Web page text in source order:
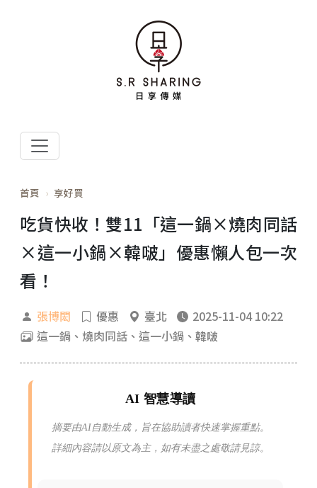
首頁 享好買
吃貨快收！雙11「這一鍋×燒肉同話
×這一小鍋×韓啵」優惠懶人包一次
看！
張博閎 優惠 臺北
2025-11-04 10:22
這一鍋、燒肉同話、這一小鍋、韓啵
AI 智慧導讀
摘要由AI自動生成，旨在協助讀者快速掌握重點。
詳細內容請以原文為主，如有未盡之處敬請見諒。